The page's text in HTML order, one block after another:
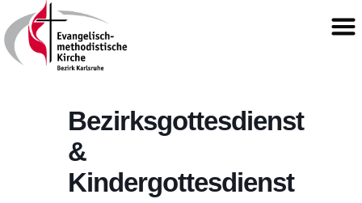
Bezirksgottesdienst
&
Kindergottesdienst